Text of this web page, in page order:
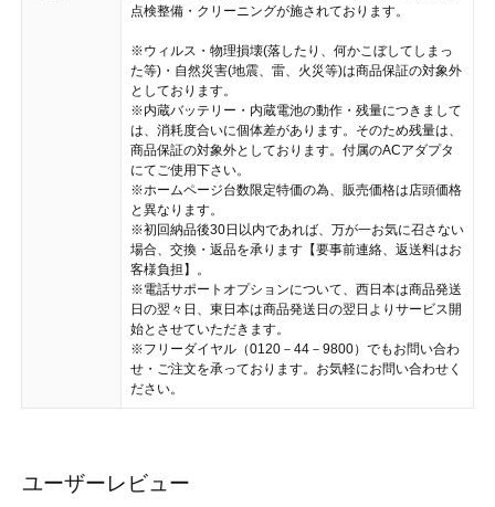
点検整備・クリーニングが施されております。
※ウィルス・物理損壊(落したり、何かこぼしてしまっ
た等)・自然災害(地震、雷、火災等)は商品保証の対象外
としております。
※内蔵バッテリー・内蔵電池の動作・残量につきまして
は、消耗度合いに個体差があります。そのため残量は、
商品保証の対象外としております。付属のACアダプタ
にてご使用下さい。
※ホームページ台数限定特価の為、販売価格は店頭価格
と異なります。
※初回納品後30日以内であれば、万が一お気に召さない
場合、交換・返品を承ります【要事前連絡、返送料はお
客様負担】。
※電話サポートオプションについて、西日本は商品発送
日の翌々日、東日本は商品発送日の翌日よりサービス開
始とさせていただきます。
※フリーダイヤル（0120－44－9800）でもお問い合わ
せ・ご注文を承っております。お気軽にお問い合わせく
ださい。
ユーザーレビュー